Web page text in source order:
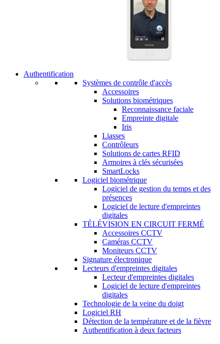
Authentification
Systèmes de contrôle d'accès
Accessoires
Solutions biométriques
Reconnaissance faciale
Empreinte digitale
Iris
Liasses
Contrôleurs
Solutions de cartes RFID
Armoires à clés sécurisées
SmartLocks
Logiciel biométrique
Logiciel de gestion du temps et des
présences
Logiciel de lecture d'empreintes
digitales
TÉLÉVISION EN CIRCUIT FERMÉ
Accessoires CCTV
Caméras CCTV
Moniteurs CCTV
Signature électronique
Lecteurs d'empreintes digitales
Lecteur d'empreintes digitales
Logiciel de lecture d'empreintes
digitales
Technologie de la veine du doigt
Logiciel RH
Détection de la température et de la fièvre
Authentification à deux facteurs